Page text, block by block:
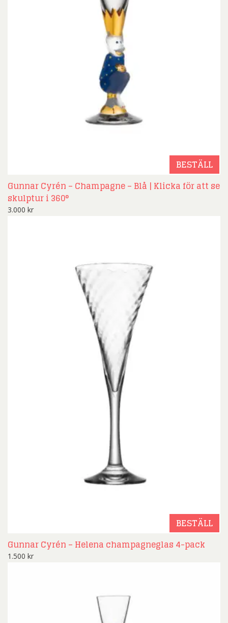
BESTÄLL
Gunnar Cyrén – Champagne – Blå | Klicka för att se
skulptur i 360°
3.000 kr
BESTÄLL
Gunnar Cyrén – Helena champagneglas 4-pack
1.500 kr